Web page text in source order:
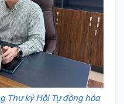
Thư ký Hội Tự động hóa